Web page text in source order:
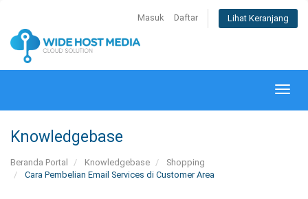
Masuk Daftar Lihat Keranjang
Knowledgebase
Beranda Portal Knowledgebase
Shopping
Cara Pembelian Email Services di Customer Area